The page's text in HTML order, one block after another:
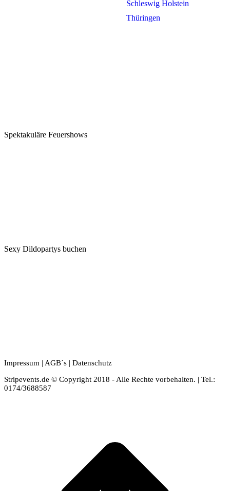
Schleswig Holstein
Thüringen
Spektakuläre Feuershows
Sexy Dildopartys buchen
Impressum | AGB´s | Datenschutz
Stripevents.de © Copyright 2018 - Alle Rechte vorbehalten. | Tel.:
0174/3688587